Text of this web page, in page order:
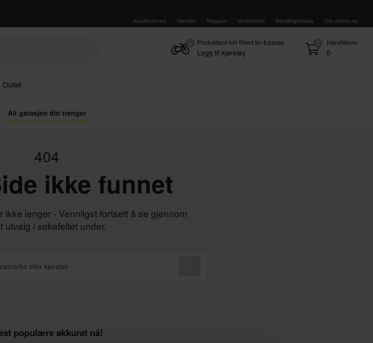
Kundeservice Kjøretøy Magasin Varemerker Bestillingsstatus Om xlmoto.no
0 Handlekurv
0
Produktene blir filtrert for å passe
Legg til kjøretøy
Outlet
Alt garasjen din trenger
404
ikke funnet
ikke lenger - Vennligst fortsett å se gjennom
utvalg i søkefeltet under.
populære akkurat nå!